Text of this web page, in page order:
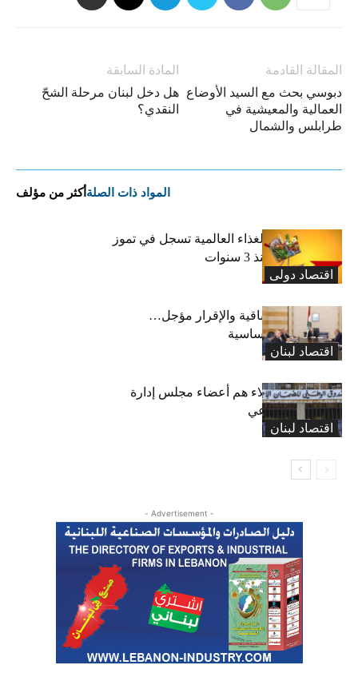
المادة السابقة
هل دخل لبنان مرحلة الشحّ
النقدي؟
المقالة القادمة
دبوسي بحث مع السيد الأوضاع
العمالية والمعيشية في
طرابلس والشمال
المواد ذات الصلةأكثر من مؤلف
اقتصاد دولی
“الفاو”: أسعار الغذاء العالمية تسجل في تموز
أعلى مستوى منذ 3 سنوات
اقتصاد لبنان
رسوم النفايات باقية والإقرار مؤجل…
واستثناء لمواد أساسية
اقتصاد لبنان
بعد 19 عاماً: هؤلاء هم أعضاء مجلس إدارة
الضمان الاجتماعي
- Advertisement -